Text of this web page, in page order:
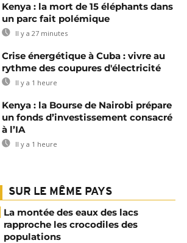
Kenya : la mort de 15 éléphants dans
un parc fait polémique
Il y a 27 minutes
Crise énergétique à Cuba : vivre au
rythme des coupures d'électricité
Il y a 1 heure
Kenya : la Bourse de Nairobi prépare
un fonds d’investissement consacré
à l’IA
Il y a 1 heure
SUR LE MÊME PAYS
La montée des eaux des lacs
rapproche les crocodiles des
populations